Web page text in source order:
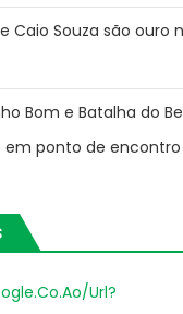
Caio Souza são ouro
Bom e Batalha do
em ponto de encontro
Url?